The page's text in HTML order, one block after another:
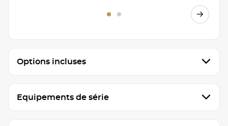
Options incluses
Equipements de série